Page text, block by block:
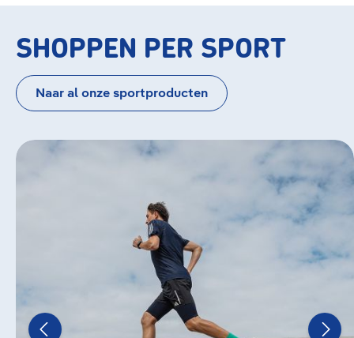
SHOPPEN PER SPORT
Naar al onze sportproducten
Bildergalerie überspringen
Hardlopen